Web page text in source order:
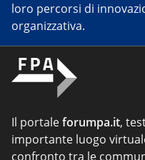
loro percorsi di
organizzativa.
Il portaleforumpa.it,
importante luogo
confronto tra le